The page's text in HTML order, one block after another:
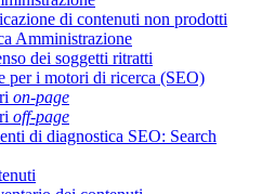
di contenuti non prodotti
Amministrazione
dei soggetti ritratti
per i motori di ricerca (SEO)
on-page
off-page
di diagnostica SEO: Search